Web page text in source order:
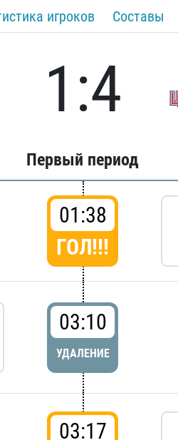
игроков Составы
1:4
Первый период
01:38
ГОЛ!!!
03:10
УДАЛЕНИЕ
03:17